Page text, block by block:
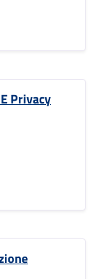
Privacy